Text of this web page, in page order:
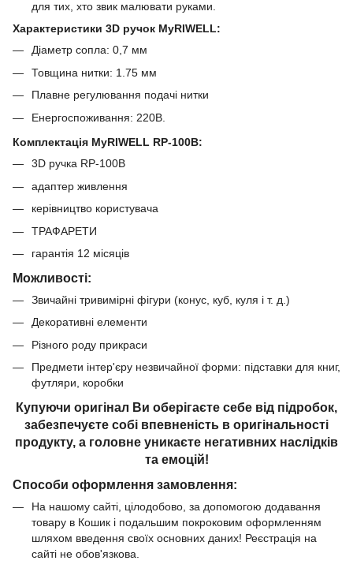
для тих, хто звик малювати руками.
Характеристики 3D ручок MyRIWELL:
Діаметр сопла: 0,7 мм
Товщина нитки: 1.75 мм
Плавне регулювання подачі нитки
Енергоспоживання: 220В.
Комплектація MyRIWELL RP-100B:
3D ручка RP-100B
адаптер живлення
керівництво користувача
ТРАФАРЕТИ
гарантія 12 місяців
Можливості:
Звичайні тривимірні фігури (конус, куб, куля і т. д.)
Декоративні елементи
Різного роду прикраси
Предмети інтер'єру незвичайної форми: підставки для книг,
футляри, коробки
Купуючи оригінал Ви оберігаєте себе від підробок,
забезпечуєте собі впевненість в оригінальності
продукту, а головне уникаєте негативних наслідків
та емоцій!
Способи оформлення замовлення:
На нашому сайті, цілодобово, за допомогою додавання
товару в Кошик і подальшим покроковим оформленням
шляхом введення своїх основних даних! Реєстрація на
сайті не обов'язкова.